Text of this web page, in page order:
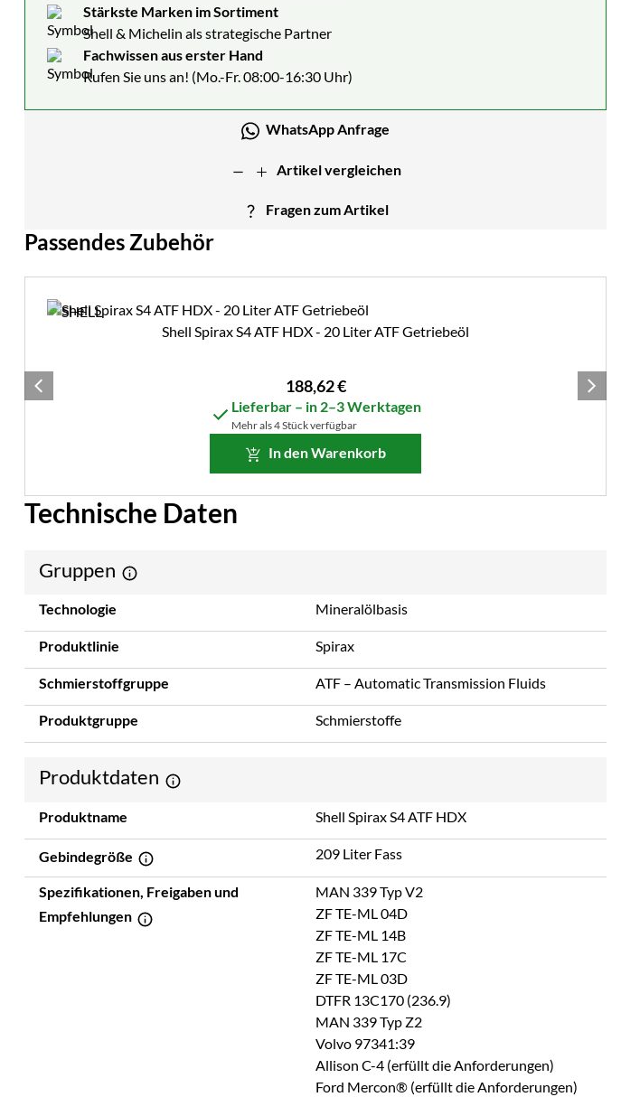
Stärkste Marken im Sortiment
Shell & Michelin als strategische Partner
Fachwissen aus erster Hand
Rufen Sie uns an! (Mo.-Fr. 08:00-16:30 Uhr)
WhatsApp Anfrage
Artikel vergleichen
Fragen zum Artikel
Passendes Zubehör
Zubehör überspringen
Shell Spirax S4 ATF HDX - 20 Liter ATF Getriebeöl
188,62€
Lieferbar – in 2–3 Werktagen
Mehr als 4 Stück verfügbar
In den Warenkorb
Technische Daten
Gruppen
Technologie Mineralölbasis
Produktlinie Spirax
Schmierstoffgruppe ATF – Automatic Transmission Fluids
Produktgruppe Schmierstoffe
Produktdaten
Produktname Shell Spirax S4 ATF HDX
Gebindegröße 209 Liter Fass
Spezifikationen, Freigaben und
Empfehlungen
MAN 339 Typ V2
ZF TE-ML 04D
ZF TE-ML 14B
ZF TE-ML 17C
ZF TE-ML 03D
DTFR 13C170 (236.9)
MAN 339 Typ Z2
Volvo 97341:39
Allison C-4 (erfüllt die Anforderungen)
Ford Mercon® (erfüllt die Anforderungen)